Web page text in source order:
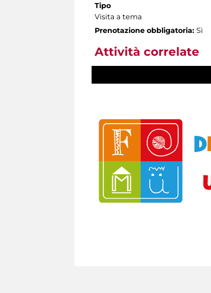
Tipo
Visita a tema
Prenotazione obbligatoria: Sì
Attività correlate